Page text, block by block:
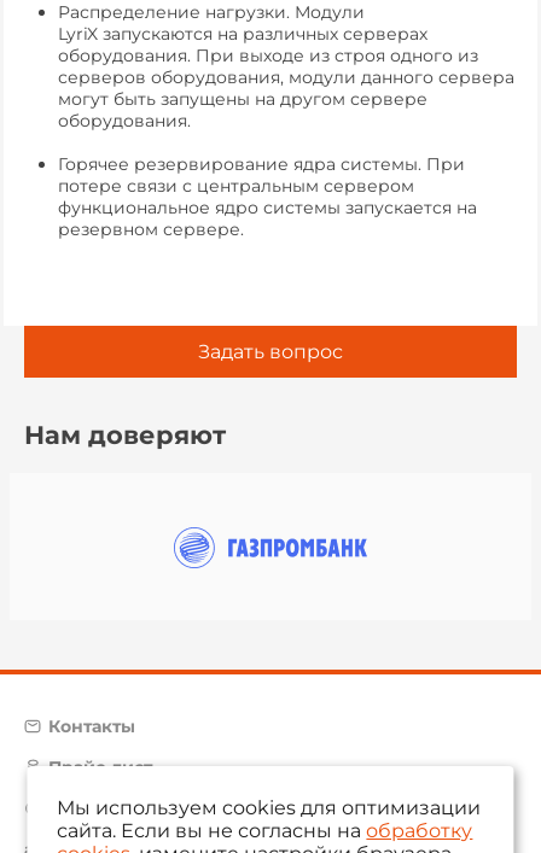
Распределение нагрузки. Модули
LyriX запускаются на различных серверах
оборудования. При выходе из строя одного из
серверов оборудования, модули данного сервера
могут быть запущены на другом сервере
оборудования.
Горячее резервирование ядра системы. При
потере связи с центральным сервером
функциональное ядро системы запускается на
резервном сервере.
Задать вопрос
Нам доверяют
Контакты
Прайс-лист
Карта сайта
Мы используем cookies для оптимизации
сайта. Если вы не согласны наобработку